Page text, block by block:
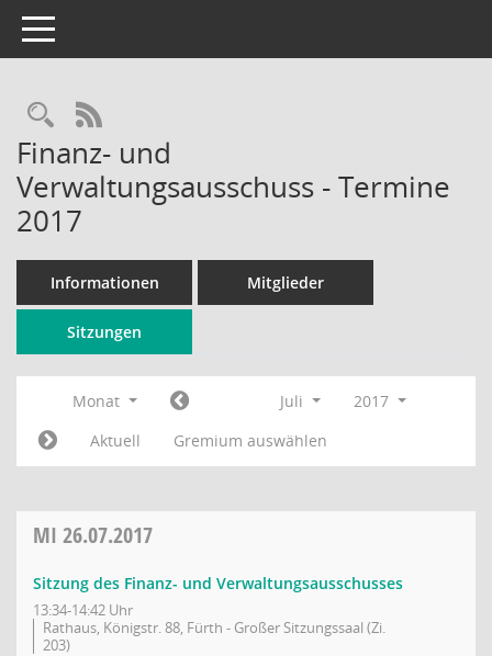
Toggle navigation
Rechercheauswahl
RSS-Feed
Finanz- und
Verwaltungsausschuss - Termine
2017
Informationen Mitglieder
Sitzungen
Monat Juli
2017
Aktuell
Gremium auswählen
MI 26.07.2017
Sitzung des Finanz- und Verwaltungsausschusses
13:34-14:42 Uhr
Rathaus, Königstr. 88, Fürth - Großer Sitzungssaal (Zi.
203)